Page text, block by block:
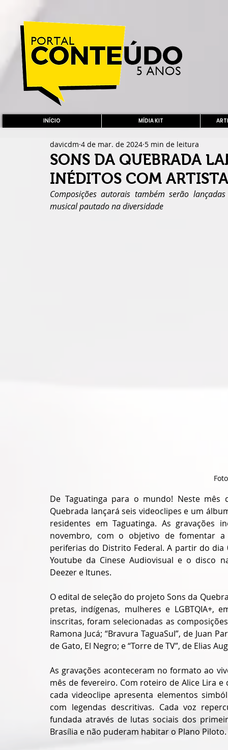
INÍCIO MÍDIA KIT
SONS DA QUEBRADA
INÉDITOS COM
davicdm 4 de mar. de 2024 5 min de leitura
Composições autorais também serão
musical pautado na diversidade
De Taguatinga para o mundo! Neste
Quebrada lançará seis videoclipes e um
residentes em Taguatinga. As gravações
novembro, com o objetivo de fomentar a
Youtube da Cinese Audiovisual e o disco
Deezer e Itunes.
O edital de seleção do projeto Sons da
pretas, indígenas, mulheres e LGBTQIA+,
inscritas, foram selecionadas as
Ramona Jucá; “Bravura TaguaSul”, de Juan
de Gato, El Negro; e “Torre de TV”, de Elias
As gravações aconteceram no formato ao
mês de fevereiro. Com roteiro de Alice Lira
cada videoclipe apresenta elementos
com legendas descritivas. Cada voz
fundada através de lutas sociais dos
Brasília e não puderam habitar o Plano Piloto.